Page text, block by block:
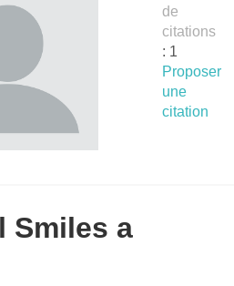
de
citations
: 1
Proposer
une
citation
Smiles a